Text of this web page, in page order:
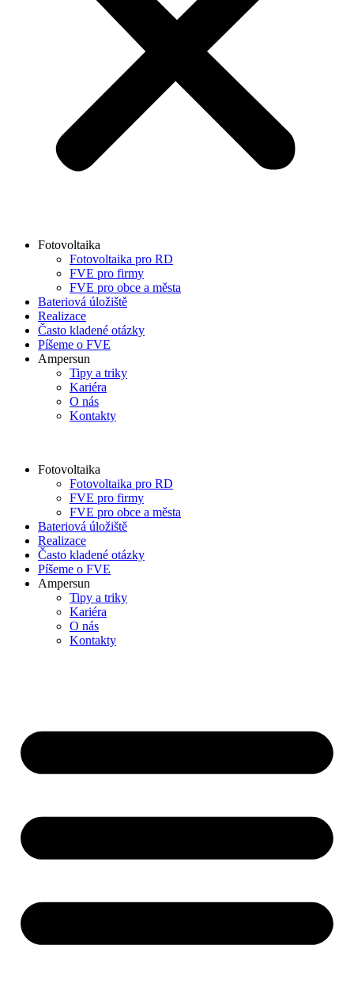
Fotovoltaika
Fotovoltaika pro RD
FVE pro firmy
FVE pro obce a města
Bateriová úložiště
Realizace
Často kladené otázky
Píšeme o FVE
Ampersun
Tipy a triky
Kariéra
O nás
Kontakty
Fotovoltaika
Fotovoltaika pro RD
FVE pro firmy
FVE pro obce a města
Bateriová úložiště
Realizace
Často kladené otázky
Píšeme o FVE
Ampersun
Tipy a triky
Kariéra
O nás
Kontakty